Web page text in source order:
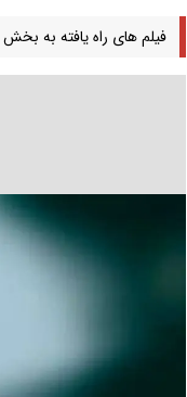
فیلم های راه یافته به